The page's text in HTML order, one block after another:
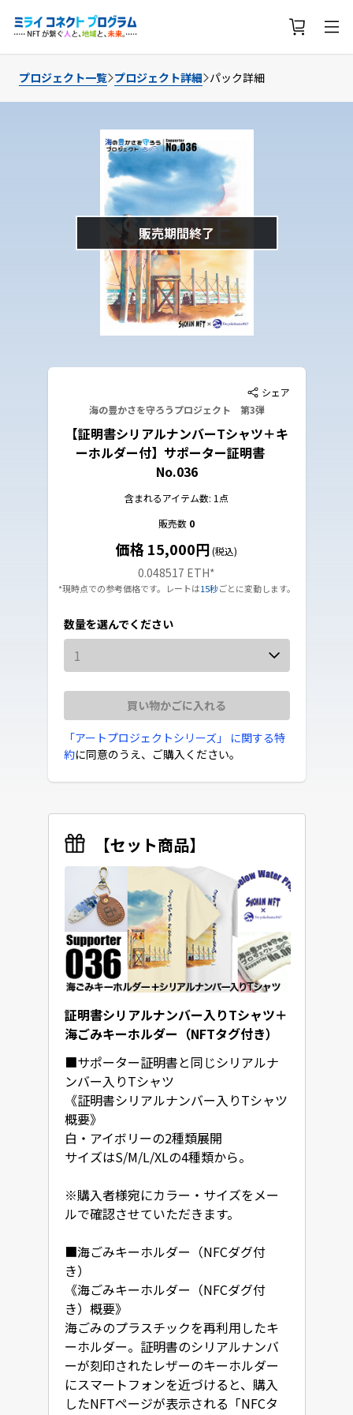
プロジェクト一覧 プロジェクト詳細 パック詳細
販売期間終了
シェア
海の豊かさを守ろうプロジェクト 第3弾
【証明書シリアルナンバーTシャツ＋キ
ーホルダー付】サポーター証明書
No.036
含まれるアイテム数: 1点
販売数 0
価格 15,000円(税込)
0.048517 ETH*
*現時点での参考価格です。レートは15秒ごとに変動します。
数量を選んでください
1
買い物かごに入れる
「アートプロジェクトシリーズ」 に関する特
約に同意のうえ、ご購入ください。
【セット商品】
証明書シリアルナンバー入りTシャツ＋
海ごみキーホルダー（NFTタグ付き）
■サポーター証明書と同じシリアルナ
ンバー入りTシャツ
《証明書シリアルナンバー入りTシャツ
概要》
白・アイボリーの2種類展開
サイズはS/M/L/XLの4種類から。
※購入者様宛にカラー・サイズをメー
ルで確認させていただきます。
■海ごみキーホルダー（NFCダグ付
き）
《海ごみキーホルダー（NFCダグ付
き）概要》
海ごみのプラスチックを再利用したキ
ーホルダー。証明書のシリアルナンバ
ーが刻印されたレザーのキーホルダー
にスマートフォンを近づけると、購入
したNFTページが表示される「NFCタ